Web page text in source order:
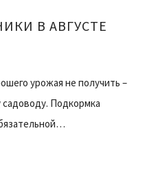
В АВГУСТЕ
урожая не получить –
Подкормка